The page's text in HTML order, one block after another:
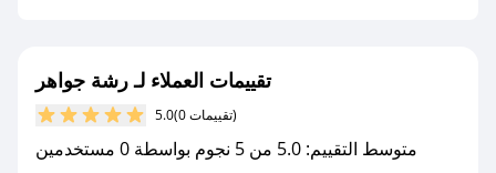
مع صحصح، تسوق بذكاء ووفّر على كل مشترياتك مع
كوبونات خصم حصرية من رشة جواهر!
تقييمات العملاء لـ رشة جواهر
5.0 (0 تقييمات)
متوسط التقييم: 5.0 من 5 نجوم بواسطة 0 مستخدمين